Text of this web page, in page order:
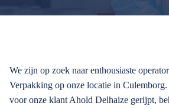
Technologie
We zijn op zoek naar enthousiaste
Verpakking op onze locatie in
voor onze klant Ahold Delhaize gerijpt,